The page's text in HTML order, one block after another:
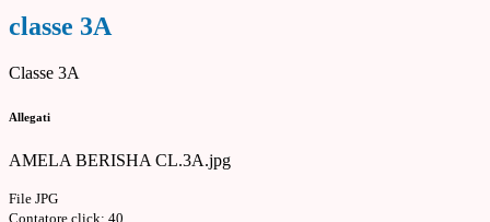
classe 3A
Classe 3A
Allegati
AMELA BERISHA CL.3A.jpg
File JPG
Contatore click: 40